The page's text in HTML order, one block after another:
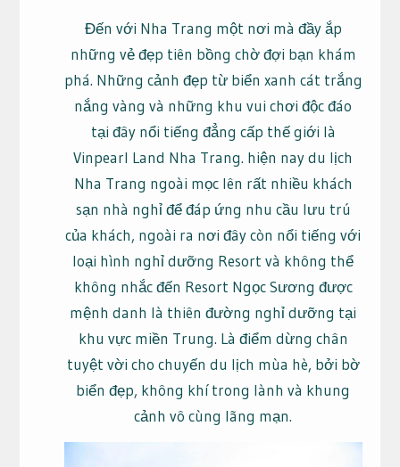
Đến với Nha Trang một nơi mà đầy ắp
những vẻ đẹp tiên bồng chờ đợi bạn khám
phá. Những cảnh đẹp từ biển xanh cát trắng
nắng vàng và những khu vui chơi độc đáo
tại đây nổi tiếng đẳng cấp thế giới là
Vinpearl Land Nha Trang. hiện nay du lịch
Nha Trang ngoài mọc lên rất nhiều khách
sạn nhà nghỉ để đáp ứng nhu cầu lưu trú
của khách, ngoài ra nơi đây còn nổi tiếng với
loại hình nghỉ dưỡng Resort và không thể
không nhắc đến Resort Ngọc Sương được
mệnh danh là thiên đường nghỉ dưỡng tại
khu vực miền Trung. Là điểm dừng chân
tuyệt vời cho chuyến du lịch mùa hè, bởi bờ
biển đẹp, không khí trong lành và khung
cảnh vô cùng lãng mạn.